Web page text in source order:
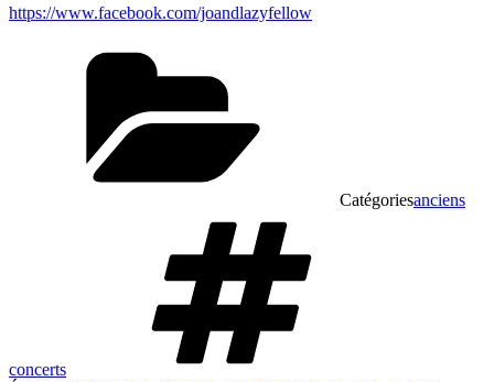
https://www.facebook.com/joandlazyfellow
Catégoriesanciens
concerts